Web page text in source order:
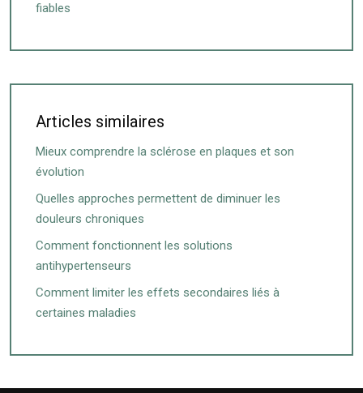
fiables
Articles similaires
Mieux comprendre la sclérose en plaques et son
évolution
Quelles approches permettent de diminuer les
douleurs chroniques
Comment fonctionnent les solutions
antihypertenseurs
Comment limiter les effets secondaires liés à
certaines maladies